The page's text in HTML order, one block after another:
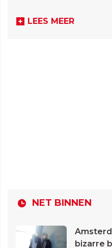
LEES MEER
NET BINNEN
bizarre